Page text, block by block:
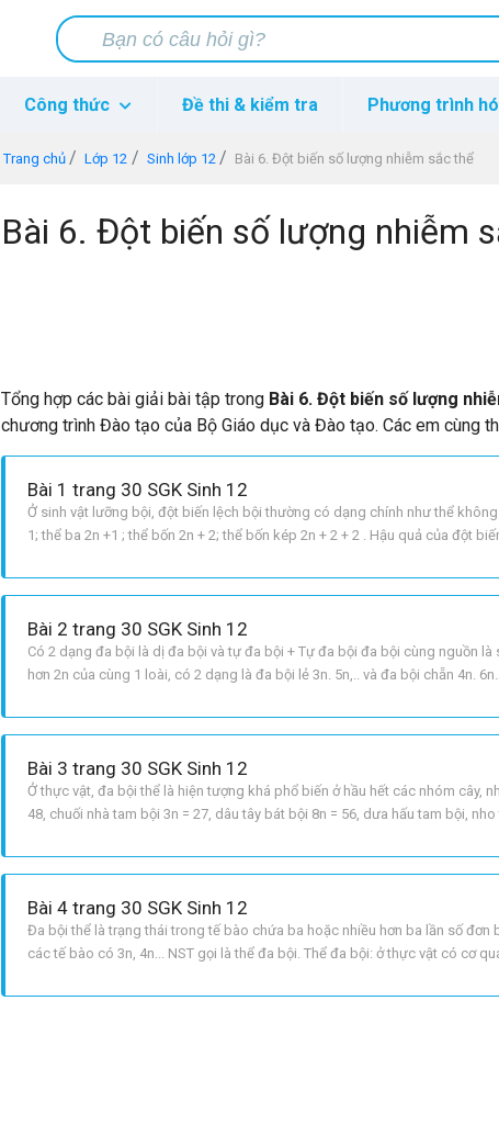
Công thức Đề thi & kiểm tra Phương trình
Trang chủ Lớp 12 Sinh lớp 12 Bài 6. Đột biến số lượng nhiễm sắc thể
Bài 6. Đột biến số lượng nhiễm
Tổng hợp các bài giải bài tập trong Bài 6. Đột biến số lượng
chương trình Đào tạo của Bộ Giáo dục và Đào tạo. Các em cùng
Bài 1 trang 30 SGK Sinh 12
Ở sinh vật lưỡng bội, đột biến lệch bội thường có dạng chính như thể
1; thể ba 2n +1 ; thể bốn 2n + 2; thể bốn kép 2n + 2 + 2 . Hậu quả của đột
Bài 2 trang 30 SGK Sinh 12
Có 2 dạng đa bội là dị đa bội và tự đa bội + Tự đa bội đa bội cùng nguồn là
hơn 2n của cùng 1 loài, có 2 dạng là đa bội lẻ 3n. 5n,.. và đa bội chẵn 4n.
Bài 3 trang 30 SGK Sinh 12
Ở thực vật, đa bội thể là hiện tượng khá phổ biến ở hầu hết các nhóm cây,
48, chuối nhà tam bội 3n = 27, dâu tây bát bội 8n = 56, dưa hấu tam bội,
Bài 4 trang 30 SGK Sinh 12
Đa bội thể là trạng thái trong tế bào chứa ba hoặc nhiều hơn ba lần số đơn
các tế bào có 3n, 4n... NST gọi là thể đa bội. Thể đa bội: ở thực vật có cơ